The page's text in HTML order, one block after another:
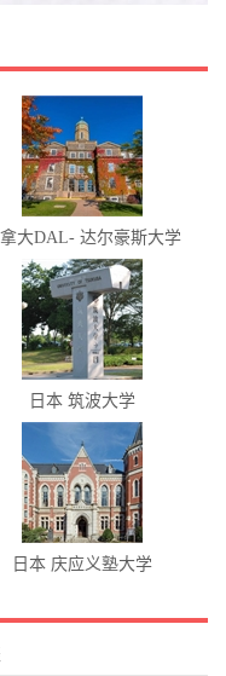
大DAL- 达尔豪斯大学
日本 筑波大学
日本 庆应义塾大学